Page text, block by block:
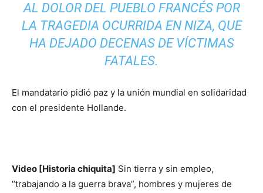
AL DOLOR DEL PUEBLO FRANCÉS POR
LA TRAGEDIA OCURRIDA EN NIZA, QUE
HA DEJADO DECENAS DE VÍCTIMAS
FATALES.
El mandatario pidió paz y la unión mundial en solidaridad
con el presidente Hollande.
Video [Historia chiquita] Sin tierra y sin empleo,
“trabajando a la guerra brava”, hombres y mujeres de